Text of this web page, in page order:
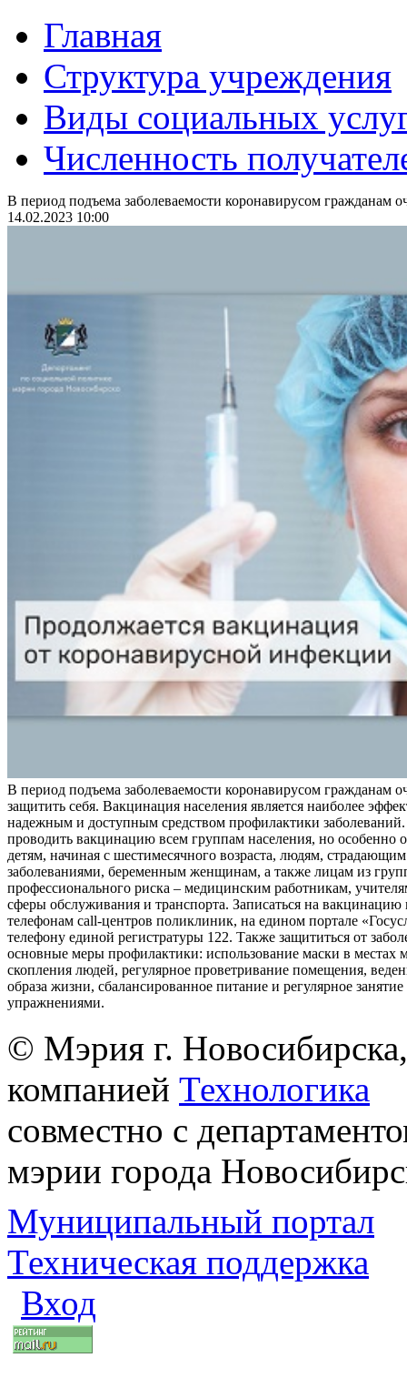
Главная
Структура учреждения
Виды социальных
Численность
В период подъема заболеваемости коронавирусом гражданам
14.02.2023 10:00
В период подъема заболеваемости коронавирусом гражданам
защитить себя. Вакцинация населения является наиболее
надежным и доступным средством профилактики заболеваний.
проводить вакцинацию всем группам населения, но особенно
детям, начиная с шестимесячного возраста, людям,
заболеваниями, беременным женщинам, а также лицам из
профессионального риска – медицинским работникам,
сферы обслуживания и транспорта. Записаться на
телефонам call-центров поликлиник, на едином портале
телефону единой регистратуры 122. Также защититься от
основные меры профилактики: использование маски в местах
скопления людей, регулярное проветривание помещения,
образа жизни, сбалансированное питание и регулярное
упражнениями.
© Мэрия г.
компанией Технологика
совместно с
мэрии города
Муниципальный портал
Техническая поддержка
Вход